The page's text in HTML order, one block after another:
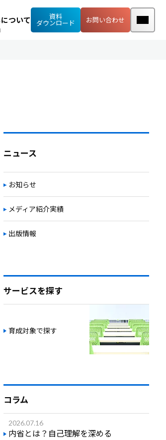
ついて
資料
ダウンロード
お問い合わせ
ニュース
お知らせ
メディア紹介実績
出版情報
サービスを探す
育成対象で探す
コラム
2026.07.16
内省とは？自己理解を深める